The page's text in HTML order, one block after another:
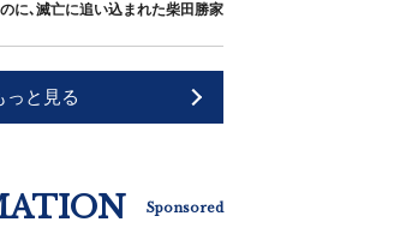
に､滅亡に追い込まれた柴田勝家
っと見る
Sponsored